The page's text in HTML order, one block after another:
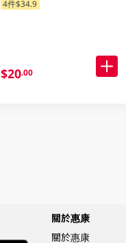
4件$34.9
$20.00
關於惠康
關於惠康